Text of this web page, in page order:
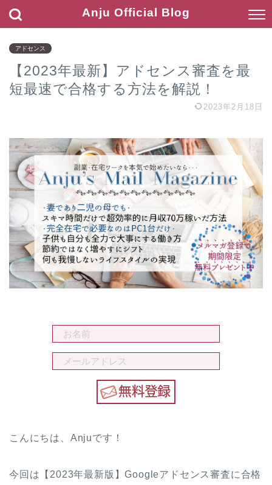
Anju Official Blog
アドセンス
【2023年最新】アドセンス審査を最
短最速で合格する方法を解説！
2023年2月18日
こんにちは、Anjuです！
今回は【2023年最新版】Googleアドセンス審査に合格